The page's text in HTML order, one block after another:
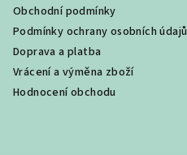
Obchodní podmínky
Podmínky ochrany osobních údajů
Doprava a platba
Vrácení a výměna zboží
Hodnocení obchodu